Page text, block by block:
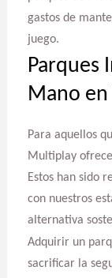
gastos de
juego.
Parques
Mano en
Para aquellos
Multiplay
Estos han sido
con nuestros
alternativa
Adquirir un
sacrificar la